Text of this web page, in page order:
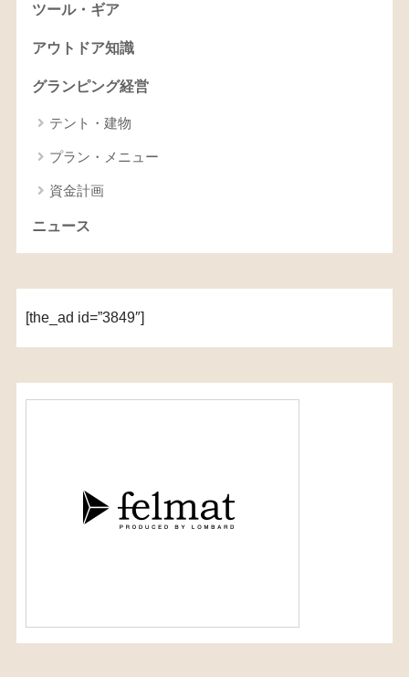
ツール・ギア
アウトドア知識
グランピング経営
テント・建物
プラン・メニュー
資金計画
ニュース
[the_ad id=”3849″]